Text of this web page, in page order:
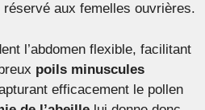
réservé aux femelles ouvrières.
l’abdomen flexible, facilitant
poils minuscules
efficacement le pollen